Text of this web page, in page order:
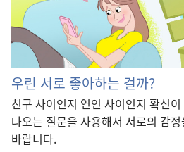
우린 서로 좋아하는 걸까?
친구 사이인지 연인 사이인지 확신
나오는 질문을 사용해서 서로의 감
바랍니다.